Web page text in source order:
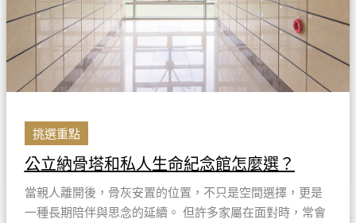
挑選重點
公立納骨塔和私人生命紀念館怎麼選？
當親人離開後，骨灰安置的位置，不只是空間選擇，更是
一種長期陪伴與思念的延續。 但許多家屬在面對時，常會
人
命
念
怎
麼
選？